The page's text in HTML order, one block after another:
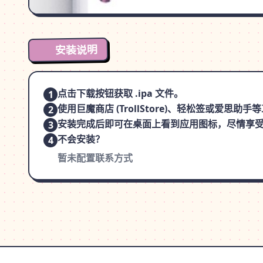
安装说明
1 点击下载按钮获取 .ipa 文件。
2 使用巨魔商店 (TrollStore)、轻松签或爱思助手
3 安装完成后即可在桌面上看到应用图标，尽情享
4 不会安装？
暂未配置联系方式